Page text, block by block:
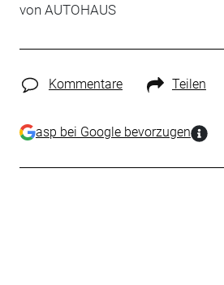
von AUTOHAUS
Kommentare Teilen
asp bei Google bevorzugen